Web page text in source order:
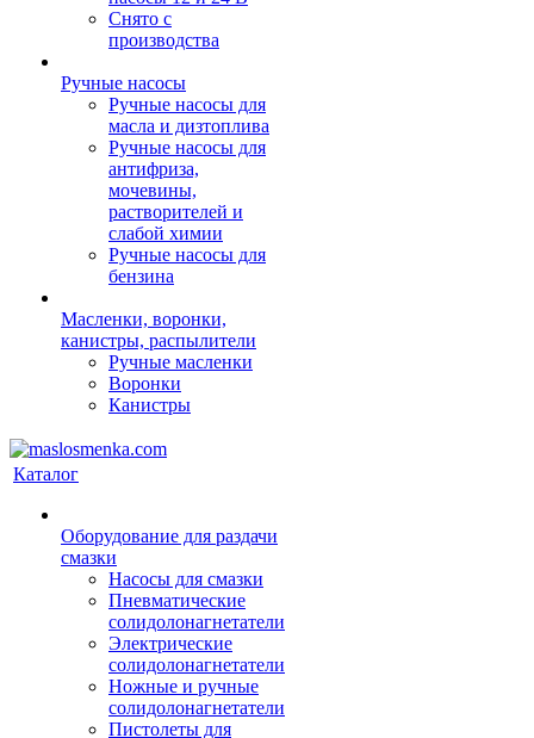
Снято с
производства
Ручные насосы
Ручные насосы для
масла и дизтоплива
Ручные насосы для
антифриза,
мочевины,
растворителей и
слабой химии
Ручные насосы для
бензина
Масленки, воронки,
канистры, распылители
Ручные масленки
Воронки
Канистры
Каталог
Оборудование для раздачи
смазки
Насосы для смазки
Пневматические
солидолонагнетатели
Электрические
солидолонагнетатели
Ножные и ручные
солидолонагнетатели
Пистолеты для